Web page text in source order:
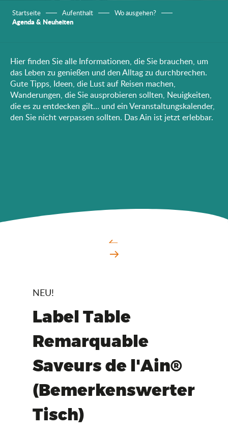
Startseite Aufenthalt Wo ausgehen?
Agenda & Neuheiten
Hier finden Sie alle Informationen, die Sie brauchen, um
das Leben zu genießen und den Alltag zu durchbrechen.
Gute Tipps, Ideen, die Lust auf Reisen machen,
Wanderungen, die Sie ausprobieren sollten, Neuigkeiten,
die es zu entdecken gilt… und ein Veranstaltungskalender,
den Sie nicht verpassen sollten. Das Ain ist jetzt erlebbar.
NEU!
Label Table
Remarquable
Saveurs de l'Ain®
(Bemerkenswerter
Tisch)